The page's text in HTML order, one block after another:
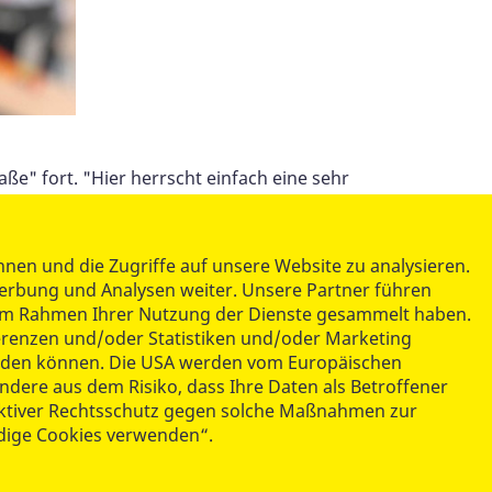
fort. "Hier herrscht einfach eine sehr
mir macht es wirklich Spaß, Menschen
durch die Praxisanleiterin vermittelt wird.
nennt. Meint aber damit, dass er älteren
Leon Kraski ist übrigens einer der
sogenanntes Wahlrecht und kann
und alles macht mir Spaß. Seit dem ersten
und die Zugriffe auf unsere Website zu analysieren.
und Analysen weiter. Unsere Partner führen
Rahmen Ihrer Nutzung der Dienste gesammelt haben.
und/oder Statistiken und/oder Marketing
können. Die USA werden vom Europäischen
aus dem Risiko, dass Ihre Daten als Betroffener
Rechtsschutz gegen solche Maßnahmen zur
Cookies verwenden“.